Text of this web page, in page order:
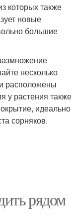
которых также
новые
большие
несколько
расположены
у растения также
идеально
сорняков.
рядом